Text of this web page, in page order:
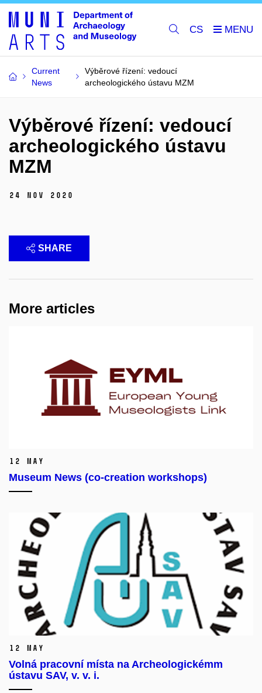
CS
Current
News
Výběrové řízení: vedoucí
archeologického ústavu MZM
Výběrové řízení: vedoucí
archeologického ústavu
MZM
24 Nov 2020
SHARE
More articles
12 May
Museum News (co-creation workshops)
12 May
Volná pracovní místa na Archeologickémm
ústavu SAV, v. v. i.